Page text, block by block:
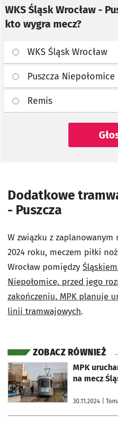
WKS Śląsk Wrocław -
kto wygra mecz?
WKS Śląsk Wrocław
Puszcza Niepołomice
Remis
Dodatkowe
- Puszcza
W związku z
2024 roku, meczem piłki
Wrocław pomiędzy
Niepołomice, przed jego
zakończeniu, MPK planuje
linii tramwajowych.
ZOBACZ RÓWNIEŻ
MPK
na mecz
30.11.2024 |
otworzy się w nowej karcie